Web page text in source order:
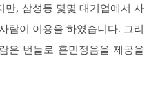
만, 삼성등 몇몇 대기업에서 사
람이 이용을 하였습니다. 그리
은 번들로 훈민정음을 제공을